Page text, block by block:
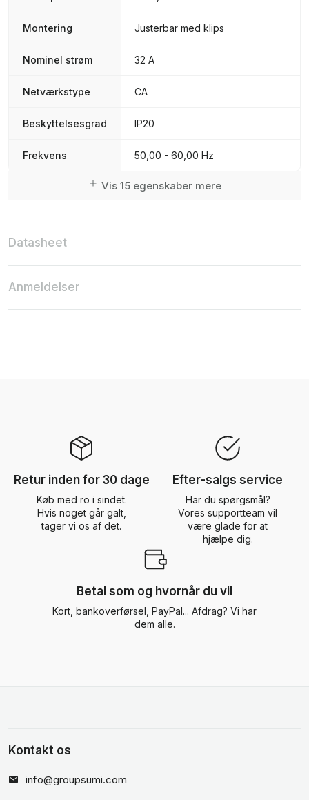
Montering Justerbar med klips
Nominel strøm 32 A
Netværkstype CA
Beskyttelsesgrad IP20
Frekvens 50,00 - 60,00 Hz
Vis 15 egenskaber mere
Datasheet
Anmeldelser
Retur inden for 30 dage
Køb med ro i sindet.
Hvis noget går galt,
tager vi os af det.
Efter-salgs service
Har du spørgsmål?
Vores supportteam vil
være glade for at
hjælpe dig.
Betal som og hvornår du vil
Kort, bankoverførsel, PayPal... Afdrag? Vi har
dem alle.
Kontakt os
info@groupsumi.com